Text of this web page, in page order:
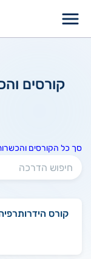
קורסים
סך כל הקורסים והכשרות:
קורס